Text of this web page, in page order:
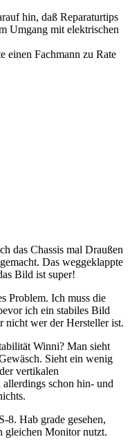
hin, daß Reparaturtips
Umgang mit elektrischen
einen Fachmann zu Rate
das Chassis mal Draußen
Das weggeklappte
Bild ist super!
Problem. Ich muss die
ich ein stabiles Bild
nicht wer der Hersteller ist.
Winni? Man sieht
Sieht ein wenig
vertikalen
schon hin- und
8. Hab grade gesehen,
gleichen Monitor nutzt.